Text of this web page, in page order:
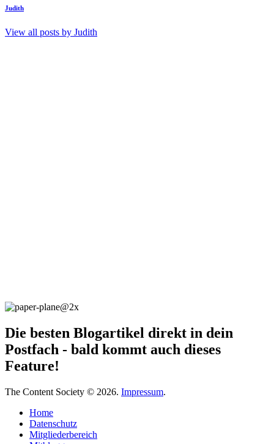
Judith
View all posts by Judith
Die besten Blogartikel direkt in dein
Postfach - bald kommt auch dieses
Feature!
The Content Society © 2026. Impressum.
Home
Datenschutz
Mitgliederbereich